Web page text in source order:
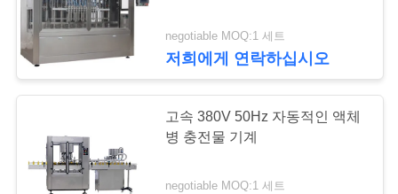
저
Monoblock 우유 채
우는 선
7
negotiable MOQ:1 세트
저희에게 연락하십시오
고속 380V 50Hz 자동적인 액체
병 충전물 기계
negotiable MOQ:1 세트